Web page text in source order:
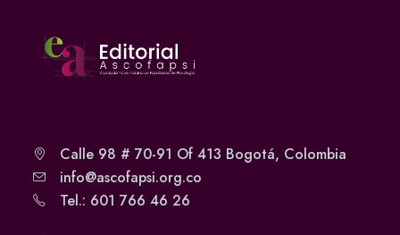
Calle 98 # 70-91 Of 413 Bogotá, Colombia
info@ascofapsi.org.co
Tel.: 601 766 46 26